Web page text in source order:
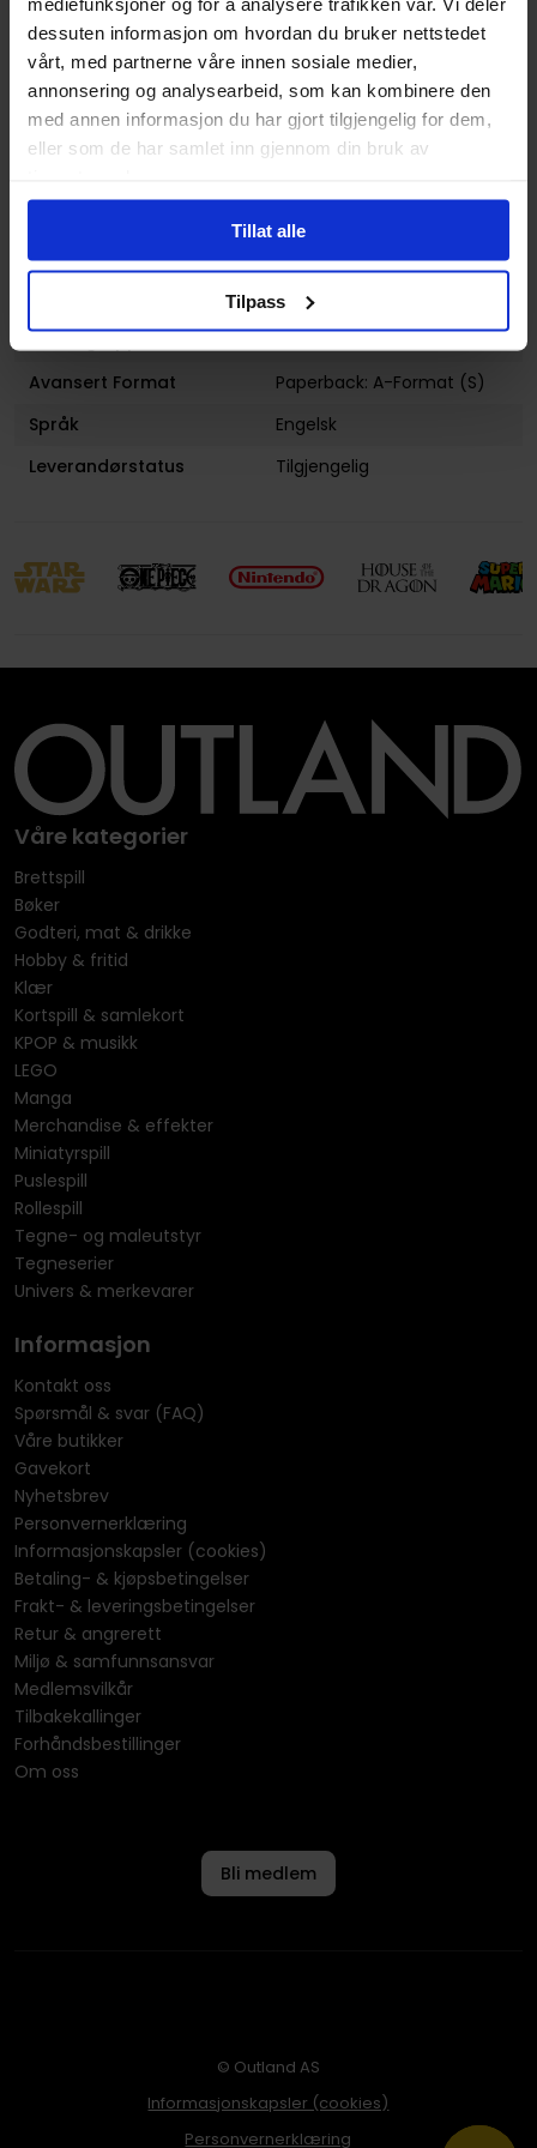
dessuten informasjon om hvordan du bruker nettstedet
vårt, med partnerne våre innen sosiale medier,
annonsering og analysearbeid, som kan kombinere den
med annen informasjon du har gjort tilgjengelig for dem,
eller som de har samlet inn gjennom din bruk av
Tillat alle
Tilpass
Sjanger
Klassisk,Science-Fictionog
Fantasy
Antall Sider
624
Utgiver
Ace Books
Volum
6
Episk
Avansert Format
Paperback: A-Format (S)
Språk
Engelsk
Leverandørstatus
Tilgjengelig
Våre kategorier
Brettspill
Bøker
Godteri, mat & drikke
Hobby & fritid
Klær
Kortspill & samlekort
KPOP & musikk
LEGO
Manga
Merchandise & effekter
Miniatyrspill
Puslespill
Rollespill
Tegne- og maleutstyr
Tegneserier
Univers & merkevarer
Informasjon
Kontakt oss
Spørsmål & svar (FAQ)
Våre butikker
Gavekort
Nyhetsbrev
Personvernerklæring
Informasjonskapsler (cookies)
Betaling- & kjøpsbetingelser
Frakt- & leveringsbetingelser
Retur & angrerett
Miljø & samfunnsansvar
Medlemsvilkår
Tilbakekallinger
Forhåndsbestillinger
Om oss
Bli medlem
© Outland AS
Informasjonskapsler (cookies)
Personvernerklæring